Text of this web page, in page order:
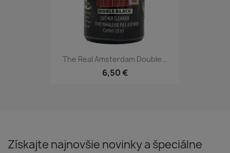
The Real Amsterdam Double...
6,50 €
Získajte najnovšie novinky a špeciálne